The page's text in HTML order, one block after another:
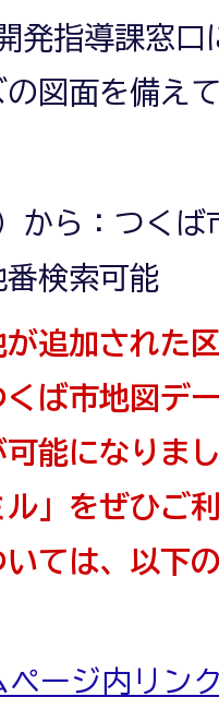
発指導課窓
図面を備え
から：つく
番検索可能
追加された
ば市地図デ
能になりま
」をぜひご
いては、以下
ージ内リン